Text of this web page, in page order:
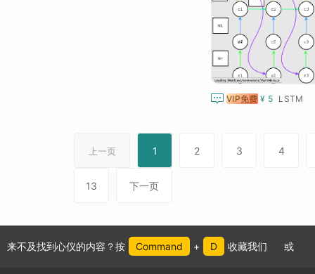
 VIP免费 ¥ 5 LSTM
上一页 1 2 3 4
13 下一页
来不及找到心仪的内容？按 Command + D 收藏我们 或